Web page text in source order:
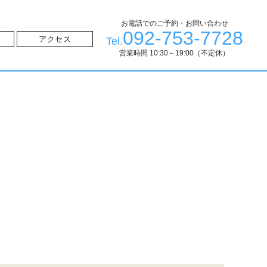
アクセス
お電話でのご予約・お問い合わせ
Tel.092-753-7728
営業時間 10:30～19:00（不定休）